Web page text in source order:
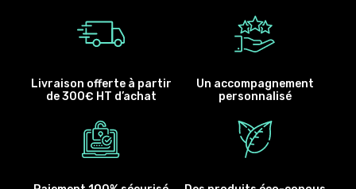
Livraison offerte à partir
de 300€ HT d’achat
Un accompagnement
personnalisé